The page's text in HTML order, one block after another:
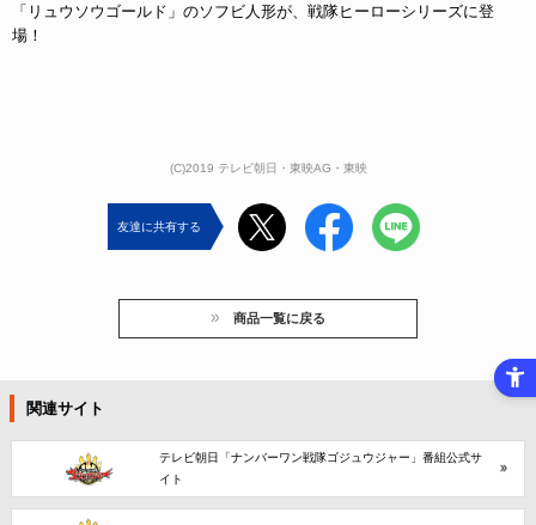
「リュウソウゴールド」のソフビ人形が、戦隊ヒーローシリーズに登
場！
(C)2019 テレビ朝日・東映AG・東映
友達に共有する
商品一覧に戻る
関連サイト
テレビ朝日「ナンバーワン戦隊ゴジュウジャー」番組公式サ
イト